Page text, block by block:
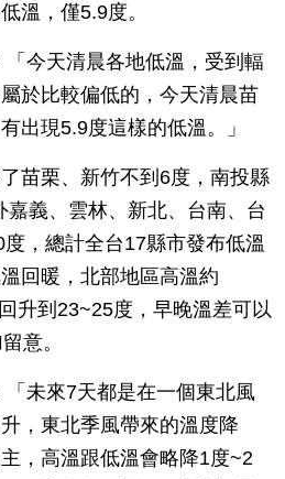
溫，僅5.9度。
今天清晨各地低溫，受到輻
於比較偏低的，今天清晨苗
出現5.9度這樣的低溫。」
苗栗、新竹不到6度，南投縣
義、雲林、新北、台南、台
，總計全台17縣市發布低溫
回暖，北部地區高溫約
升到23~25度，早晚溫差可以
意。
未來7天都是在一個東北風
，東北季風帶來的溫度降
，高溫跟低溫會略降1度~2